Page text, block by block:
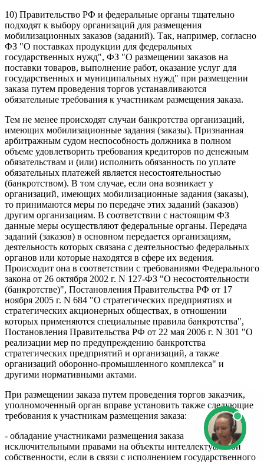
10) Правительство РФ и федеральные органы тщательно
подходят к выбору организаций для размещения
мобилизационных заказов (заданий). Так, например, согласно
ФЗ "О поставках продукции для федеральных
государственных нужд", ФЗ "О размещении заказов на
поставки товаров, выполнение работ, оказание услуг для
государственных и муниципальных нужд" при размещении
заказа путем проведения торгов устанавливаются
обязательные требования к участникам размещения заказа.
Тем не менее происходят случаи банкротства организаций,
имеющих мобилизационные задания (заказы). Признанная
арбитражным судом неспособность должника в полном
объеме удовлетворить требования кредиторов по денежным
обязательствам и (или) исполнить обязанность по уплате
обязательных платежей является несостоятельностью
(банкротством). В том случае, если она возникает у
организаций, имеющих мобилизационные задания (заказы),
то принимаются меры по передаче этих заданий (заказов)
другим организациям. В соответствии с настоящим ФЗ
данные меры осуществляют федеральные органы. Передача
заданий (заказов) в основном передается организациям,
деятельность которых связана с деятельностью федеральных
органов или которые находятся в сфере их ведения.
Происходит она в соответствии с требованиями Федерального
закона от 26 октября 2002 г. N 127-ФЗ "О несостоятельности
(банкротстве)", Постановления Правительства РФ от 17
ноября 2005 г. N 684 "О стратегических предприятиях и
стратегических акционерных обществах, в отношении
которых применяются специальные правила банкротства",
Постановления Правительства РФ от 22 мая 2006 г. N 301 "О
реализации мер по предупреждению банкротства
стратегических предприятий и организаций, а также
организаций оборонно-промышленного комплекса" и
другими нормативными актами.
При размещении заказа путем проведения торгов заказчик,
уполномоченный орган вправе установить также следующие
требования к участникам размещения заказа:
- обладание участниками размещения заказа
исключительными правами на объекты интеллектуальной
собственности, если в связи с исполнением государственного